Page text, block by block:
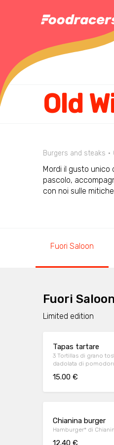
Old
Burgers and steaks
Mordi il gusto
pascolo,
con noi sulle
Fuori Saloon
Fuori Saloon
Limited edition
Tapas tartare
3 Tortillas di grano
dadolata di
15.00 €
Chianina burger
Hamburger* di
12.40 €